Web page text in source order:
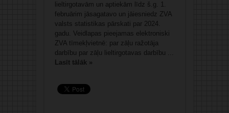
lieltirgotavām un aptiekām līdz š.g. 1.
februārim jāsagatavo un jāiesniedz ZVA
valsts statistikas pārskati par 2024.
gadu. Veidlapas pieejamas elektroniski
ZVA tīmekļvietnē: par zāļu ražotāja
darbību par zāļu lieltirgotavas darbību ...
Lasīt tālāk »